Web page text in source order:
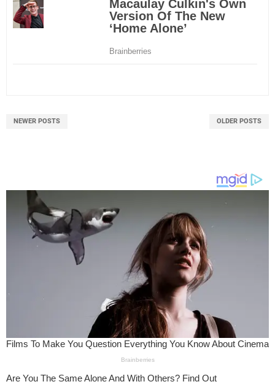
NEWER POSTS OLDER POSTS